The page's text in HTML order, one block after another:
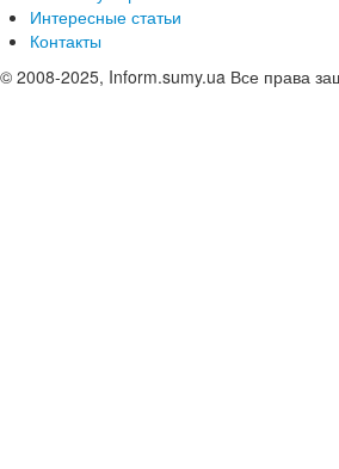
Интересные статьи
Контакты
© 2008-2025, Inform.sumy.ua Все права